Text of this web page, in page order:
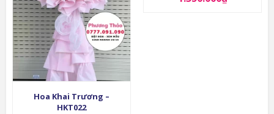
Hoa Khai Trương –
HKT022